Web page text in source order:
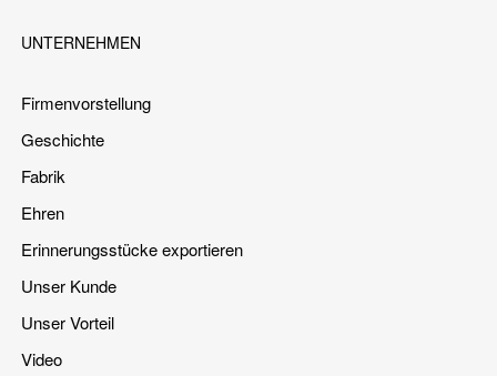
UNTERNEHMEN
Firmenvorstellung
Geschichte
Fabrik
Ehren
Erinnerungsstücke exportieren
Unser Kunde
Unser Vorteil
Video